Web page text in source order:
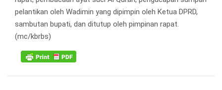
pelantikan oleh Wadimin yang dipimpin oleh Ketua DPRD,
sambutan bupati, dan ditutup oleh pimpinan rapat.
(mc/kbrbs)